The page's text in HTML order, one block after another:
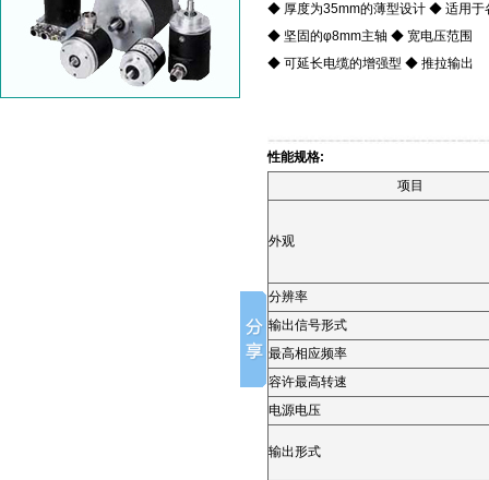
◆ 厚度为35mm的薄型设计 ◆ 适用于
◆ 坚固的φ8mm主轴 ◆ 宽电压范围
◆ 可延长电缆的增强型 ◆ 推拉输出
性能规格:
项目
外观
分辨率
输出信号形式
最高相应频率
容许最高转速
电源电压
输出形式